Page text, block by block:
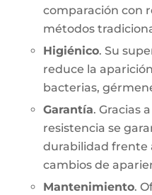
comparación con
métodos
Higiénico. Su
reduce la
bacterias,
Garantía. Gracias
resistencia se
durabilidad frente
cambios de
Mantenimiento.